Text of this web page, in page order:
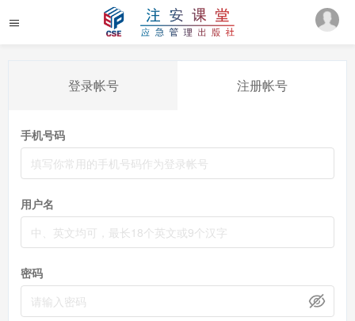
登录帐号 注册帐号
手机号码
用户名
密码